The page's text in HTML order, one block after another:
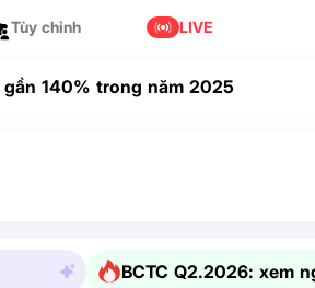
Dành cho bạn
LIVE
140% trong năm 2025
BCTC Q2.2026: xem